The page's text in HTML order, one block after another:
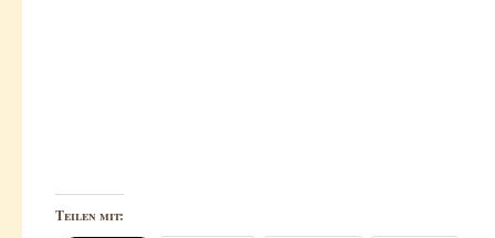
Teilen mit: